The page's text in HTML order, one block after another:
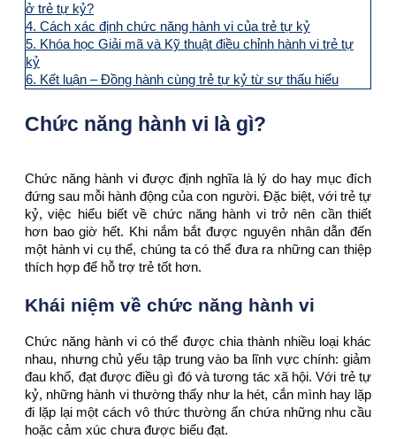
ở trẻ tự kỷ?
4. Cách xác định chức năng hành vi của trẻ tự kỷ
5. Khóa học Giải mã và Kỹ thuật điều chỉnh hành vi trẻ tự
kỷ
6. Kết luận – Đồng hành cùng trẻ tự kỷ từ sự thấu hiểu
Chức năng hành vi là gì?
Chức năng hành vi được định nghĩa là lý do hay mục đích
đứng sau mỗi hành động của con người. Đặc biệt, với trẻ tự
kỷ, việc hiểu biết về chức năng hành vi trở nên cần thiết
hơn bao giờ hết. Khi nắm bắt được nguyên nhân dẫn đến
một hành vi cụ thể, chúng ta có thể đưa ra những can thiệp
thích hợp để hỗ trợ trẻ tốt hơn.
Khái niệm về chức năng hành vi
Chức năng hành vi có thể được chia thành nhiều loại khác
nhau, nhưng chủ yếu tập trung vào ba lĩnh vực chính: giảm
đau khổ, đạt được điều gì đó và tương tác xã hội. Với trẻ tự
kỷ, những hành vi thường thấy như la hét, cắn mình hay lặp
đi lặp lại một cách vô thức thường ẩn chứa những nhu cầu
hoặc cảm xúc chưa được biểu đạt.